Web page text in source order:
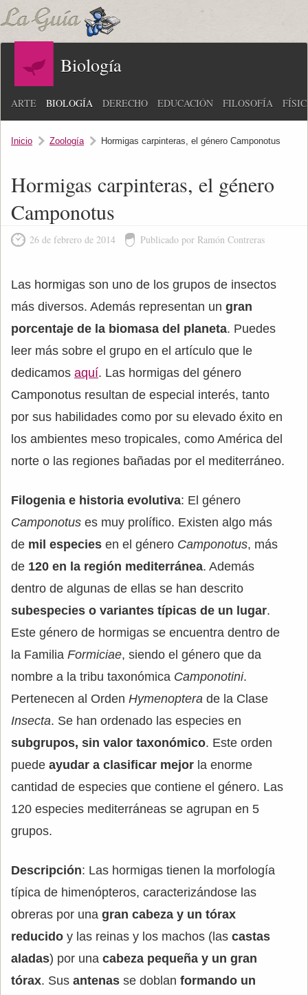
Biología
ARTE BIOLOGÍA DERECHO EDUCACIÓN FILOSOFÍA
Inicio Zoología Hormigas carpinteras, el género Camponotus
Hormigas carpinteras, el género
Camponotus
26 de febrero de 2014 Publicado por Ramón Contreras
Las hormigas son uno de los grupos de insectos
más diversos. Además representan un gran
porcentaje de la biomasa del planeta. Puedes
leer más sobre el grupo en el artículo que le
dedicamos aquí. Las hormigas del género
Camponotus resultan de especial interés, tanto
por sus habilidades como por su elevado éxito en
los ambientes meso tropicales, como América del
norte o las regiones bañadas por el mediterráneo.
Filogenia e historia evolutiva: El género
Camponotus es muy prolífico. Existen algo más
de mil especies en el género Camponotus, más
de 120 en la región mediterránea. Además
dentro de algunas de ellas se han descrito
subespecies o variantes típicas de un lugar.
Este género de hormigas se encuentra dentro de
la Familia Formiciae, siendo el género que da
nombre a la tribu taxonómica Camponotini.
Pertenecen al Orden Hymenoptera de la Clase
Insecta. Se han ordenado las especies en
subgrupos, sin valor taxonómico. Este orden
puede ayudar a clasificar mejor la enorme
cantidad de especies que contiene el género. Las
120 especies mediterráneas se agrupan en 5
grupos.
Descripción: Las hormigas tienen la morfología
típica de himenópteros, caracterizándose las
obreras por una gran cabeza y un tórax
reducido y las reinas y los machos (las castas
aladas) por una cabeza pequeña y un gran
tórax. Sus antenas se doblan formando un